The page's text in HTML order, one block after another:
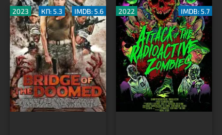
2023 КП: 5.3 IMDB: 5.6 2022 IMDB: 5.7